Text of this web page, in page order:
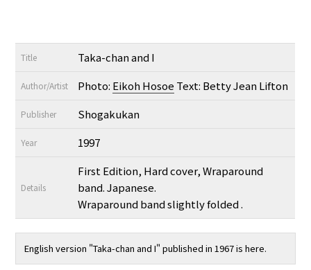
Title Taka-chan and I
Author/Artist Photo: Eikoh Hosoe Text: Betty Jean Lifton
Publisher Shogakukan
Year 1997
Details
First Edition, Hard cover, Wraparound
band. Japanese.
Wraparound band slightly folded .
English version "Taka-chan and I" published in 1967 is here.